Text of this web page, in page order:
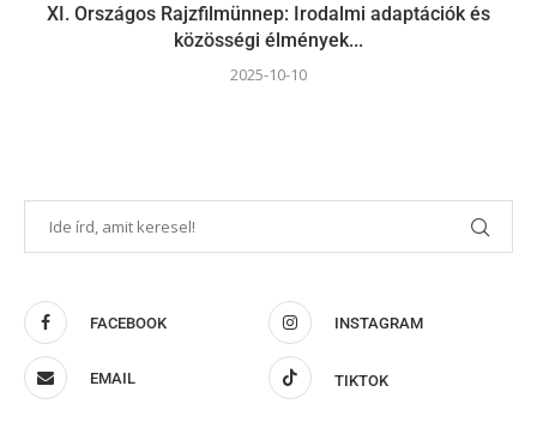
XI. Országos Rajzfilmünnep: Irodalmi adaptációk és
közösségi élmények...
2025-10-10
FACEBOOK INSTAGRAM
EMAIL TIKTOK